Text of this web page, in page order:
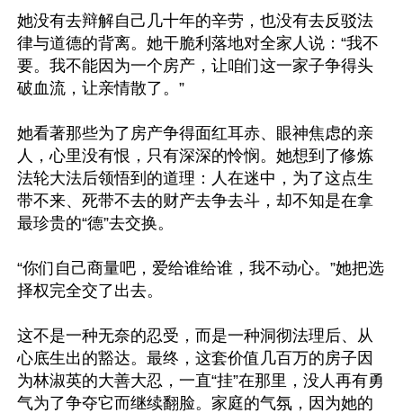
她没有去辩解自己几十年的辛劳，也没有去反驳法
律与道德的背离。她干脆利落地对全家人说：“我不
要。我不能因为一个房产，让咱们这一家子争得头
破血流，让亲情散了。”
她看著那些为了房产争得面红耳赤、眼神焦虑的亲
人，心里没有恨，只有深深的怜悯。她想到了修炼
法轮大法后领悟到的道理：人在迷中，为了这点生
带不来、死带不去的财产去争去斗，却不知是在拿
最珍贵的“德”去交换。
“你们自己商量吧，爱给谁给谁，我不动心。”她把选
择权完全交了出去。
这不是一种无奈的忍受，而是一种洞彻法理后、从
心底生出的豁达。最终，这套价值几百万的房子因
为林淑英的大善大忍，一直“挂”在那里，没人再有勇
气为了争夺它而继续翻脸。家庭的气氛，因为她的